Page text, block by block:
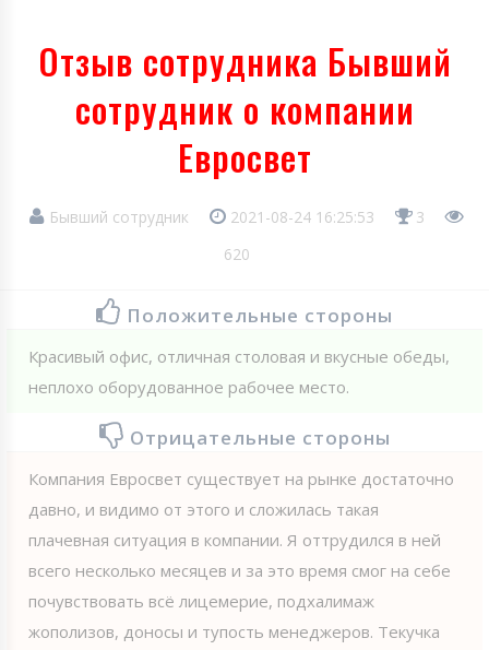
Отзыв сотрудника Бывший
сотрудник о компании
Евросвет
Бывший сотрудник 2021-08-24 16:25:53
3
620
Положительные стороны
Красивый офис, отличная столовая и вкусные обеды,
неплохо оборудованное рабочее место.
Отрицательные стороны
Компания Евросвет существует на рынке достаточно
давно, и видимо от этого и сложилась такая
плачевная ситуация в компании. Я оттрудился в ней
всего несколько месяцев и за это время смог на себе
почувствовать всё лицемерие, подхалимаж
жополизов, доносы и тупость менеджеров. Текучка